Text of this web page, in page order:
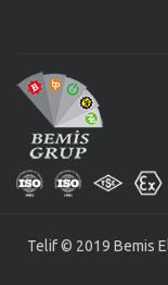
Telif © 2019 Bemis